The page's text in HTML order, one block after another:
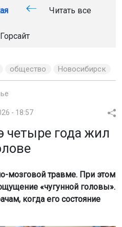
Читать все
общество Новосибирск
- 18:57
четыре года жил
мозговой травме. При этом
«чугунной головы».
когда его состояние